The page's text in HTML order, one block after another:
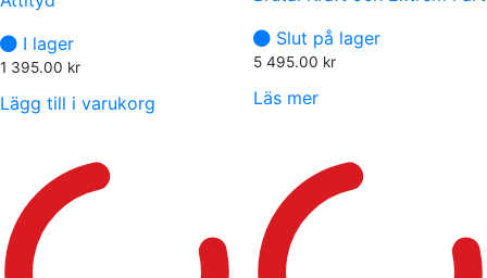
I lager
1 395.00 kr
Lägg till i varukorg
Slut på lager
5 495.00 kr
Läs mer